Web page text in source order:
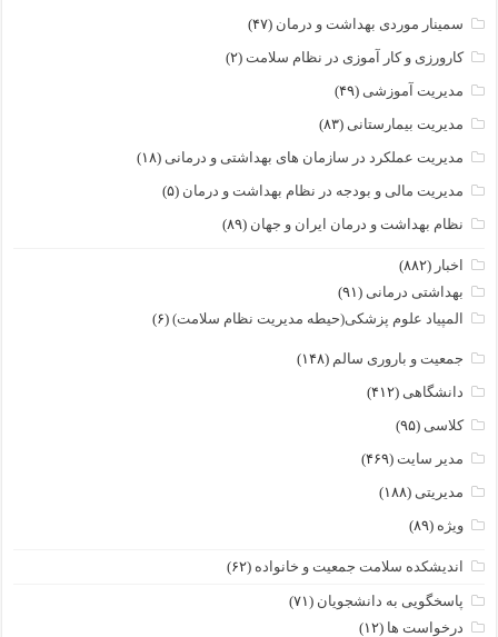
سمینار موردی بهداشت و درمان (۴۷)
کارورزی و کار آموزی در نظام سلامت (۲)
مدیریت آموزشی (۴۹)
مدیریت بیمارستانی (۸۳)
مدیریت عملکرد در سازمان های بهداشتی و درمانی (۱۸)
مدیریت مالی و بودجه در نظام بهداشت و درمان (۵)
نظام بهداشت و درمان ایران و جهان (۸۹)
اخبار (۸۸۲)
بهداشتی درمانی (۹۱)
المپیاد علوم پزشکی(حیطه مدیریت نظام سلامت) (۶)
جمعیت و باروری سالم (۱۴۸)
دانشگاهی (۴۱۲)
کلاسی (۹۵)
مدیر سایت (۴۶۹)
مدیریتی (۱۸۸)
ویژه (۸۹)
اندیشکده سلامت جمعیت و خانواده (۶۲)
پاسخگویی به دانشجویان (۷۱)
درخواست ها (۱۲)